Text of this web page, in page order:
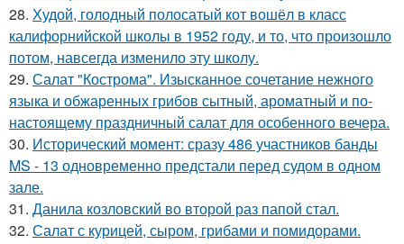
28. Худой, голодный полосатый кот вошёл в класс
калифорнийской школы в 1952 году, и то, что произошло
потом, навсегда изменило эту школу.
29. Салат "Кострома". Изысканное сочетание нежного
языка и обжаренных грибов сытный, ароматный и по-
настоящему праздничный салат для особенного вечера.
30. Исторический момент: сразу 486 участников банды
MS - 13 одновременно предстали перед судом в одном
зале.
31. Данила козловский во второй раз папой стал.
32. Салат с курицей, сыром, грибами и помидорами.